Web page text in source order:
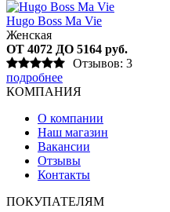
Hugo Boss Ma Vie
Женская
ОТ 4072 ДО 5164 руб.
Отзывов: 3
подробнее
КОМПАНИЯ
О компании
Наш магазин
Вакансии
Отзывы
Контакты
ПОКУПАТЕЛЯМ